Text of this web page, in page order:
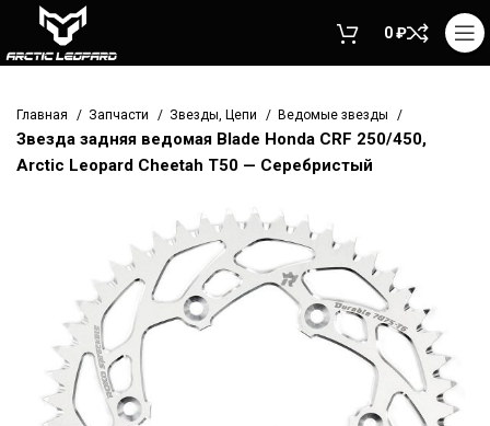
0₽
Главная Запчасти Звезды, Цепи Ведомые звезды
Звезда задняя ведомая Blade Honda CRF 250/450,
Arctic Leopard Cheetah Т50 — Серебристый